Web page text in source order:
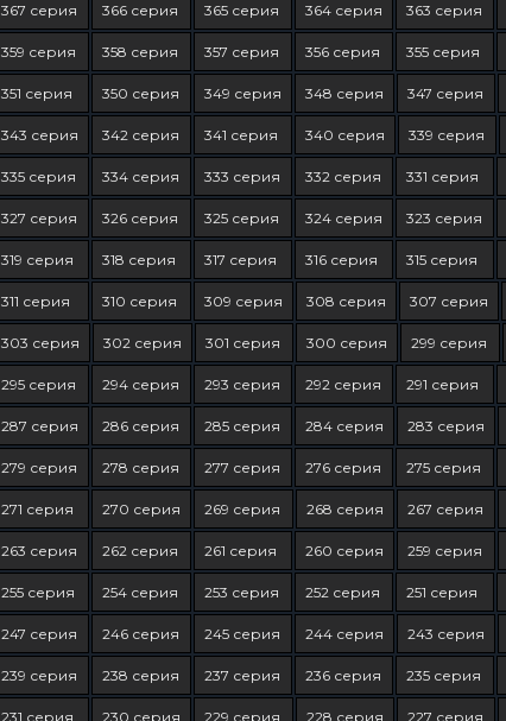
367 серия 366 серия 365 серия 364 серия 363 серия
359 серия 358 серия 357 серия 356 серия 355 серия
351 серия 350 серия 349 серия 348 серия 347 серия
343 серия 342 серия 341 серия 340 серия 339 серия
335 серия 334 серия 333 серия 332 серия 331 серия
327 серия 326 серия 325 серия 324 серия 323 серия
319 серия 318 серия 317 серия 316 серия 315 серия
311 серия 310 серия 309 серия 308 серия 307 серия
303 серия 302 серия 301 серия 300 серия 299 серия
295 серия 294 серия 293 серия 292 серия 291 серия
287 серия 286 серия 285 серия 284 серия 283 серия
279 серия 278 серия 277 серия 276 серия 275 серия
271 серия 270 серия 269 серия 268 серия 267 серия
263 серия 262 серия 261 серия 260 серия 259 серия
255 серия 254 серия 253 серия 252 серия 251 серия
247 серия 246 серия 245 серия 244 серия 243 серия
239 серия 238 серия 237 серия 236 серия 235 серия
231 серия 230 серия 229 серия 228 серия 227 серия